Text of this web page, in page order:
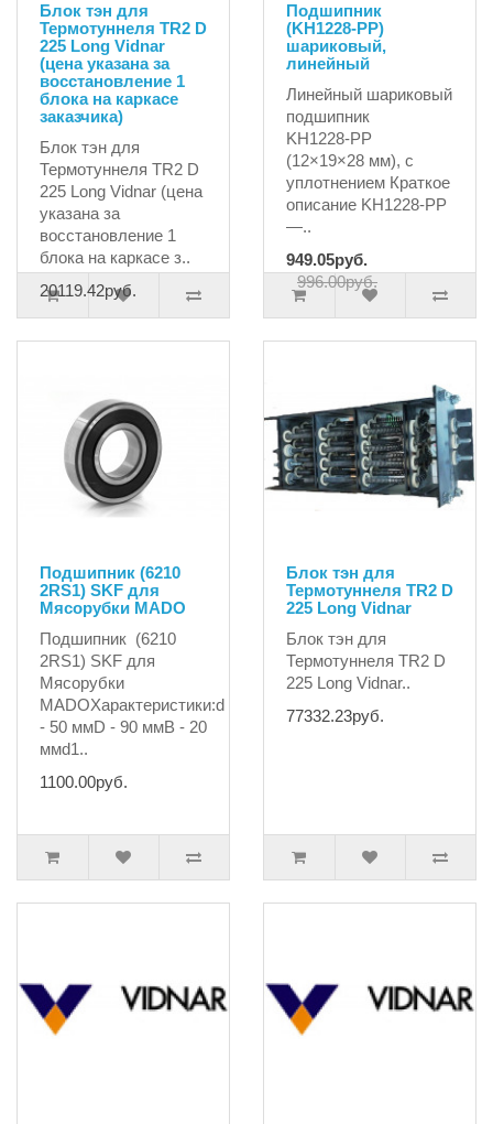
Блок тэн для
Термотуннеля TR2 D
225 Long Vidnar
(цена указана за
восстановление 1
блока на каркасе
заказчика)
Блок тэн для
Термотуннеля TR2 D
225 Long Vidnar (цена
указана за
восстановление 1
блока на каркасе з..
20119.42руб.
Подшипник
(KH1228-PP)
шариковый,
линейный
Линейный шариковый
подшипник
KH1228‑PP
(12×19×28 мм), с
уплотнением Краткое
описание KH1228‑PP
—..
949.05руб.
996.00руб.
Подшипник (6210
2RS1) SKF для
Мясорубки MADO
Подшипник (6210
2RS1) SKF для
Мясорубки
MADOХарактеристики:d
- 50 ммD - 90 ммB - 20
ммd1..
1100.00руб.
Блок тэн для
Термотуннеля TR2 D
225 Long Vidnar
Блок тэн для
Термотуннеля TR2 D
225 Long Vidnar..
77332.23руб.